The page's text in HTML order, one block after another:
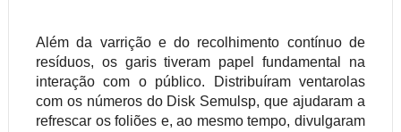
Além da varrição e do recolhimento contínuo de
resíduos, os garis tiveram papel fundamental na
interação com o público. Distribuíram ventarolas
com os números do Disk Semulsp, que ajudaram a
refrescar os foliões e, ao mesmo tempo, divulgaram